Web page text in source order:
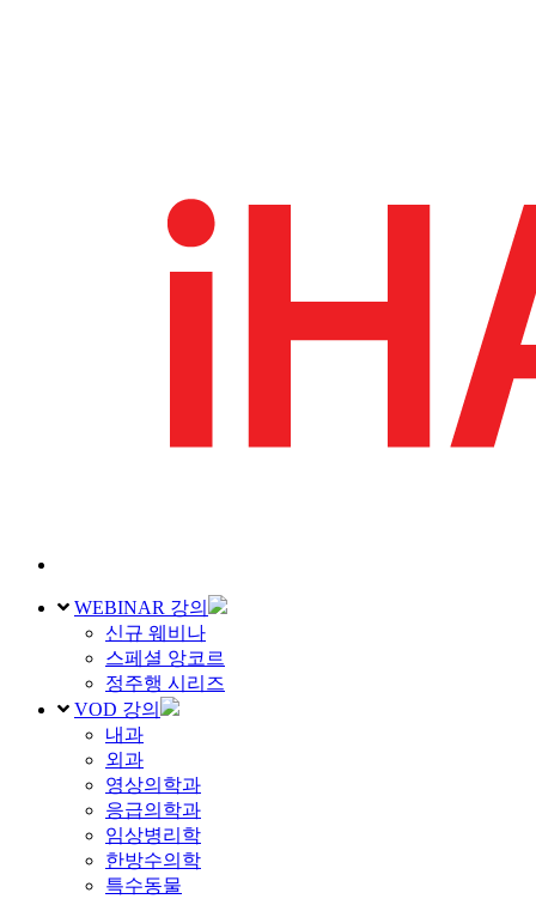
WEBINAR 강의
신규 웨비나
스페셜 앙코르
정주행 시리즈
VOD 강의
내과
외과
영상의학과
응급의학과
임상병리학
한방수의학
특수동물